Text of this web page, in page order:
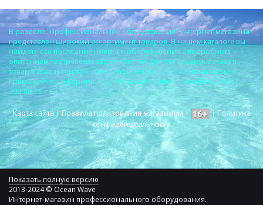
В разделе "Профессиональное оборудование" интернет-магазина
представлен широкий ассортимент товаров. В нашем каталоге вы
найдете все последние новинки оборудования с подробным
описанием технических характеристик, фото и ценами. Заказать
товар с доставкой по Санкт-Петербургу и по всей России можно
прямо сейчас, оформив покупку на сайте или по телефону 8 (812)
309-40-88.
Карта сайта |Правила пользования магазином| |Политика
конфиденциальности
Показать полную версию
2013-2024 © Ocean Wave
Интернет-магазин профессионального оборудования.